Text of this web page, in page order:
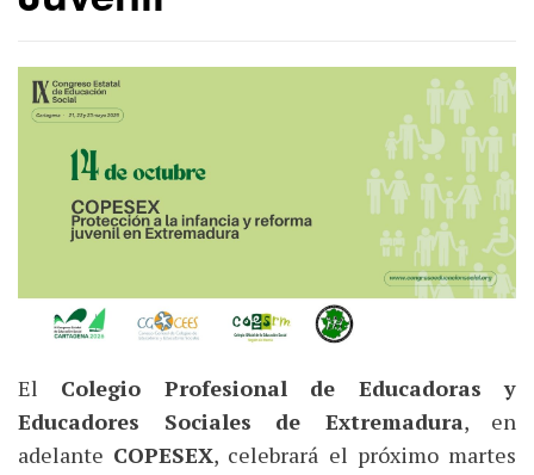
El Colegio Profesional de Educadoras y
Educadores Sociales de Extremadura, en
adelante COPESEX, celebrará el próximo martes